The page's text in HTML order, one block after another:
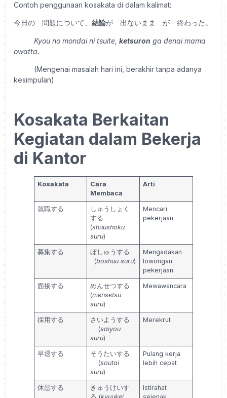
Contoh penggunaan kosakata di dalam kalimat:
今日の 問題について、 結論が 出ないまま が 終わった。
Kyou no mondai ni tsuite, ketsuron ga denai mama
owatta.
(Mengenai masalah hari ini, berakhir tanpa adanya
kesimpulan)
Kosakata Berkaitan
Kegiatan dalam Bekerja
di Kantor
Kosakata
Cara
Membaca
Arti
就職する
しゅうしょく
する
(shuushoku
suru)
Mencari
pekerjaan
募集する
ぼしゅうする
(boshuu suru)
Mengadakan
lowongan
pekerjaan
面接する
めんせつする
(mensetsu
suru)
Mewawancara
採用する
さいようする
(saiyou
suru)
Merekrut
早退する
そうたいする
(soutai
suru)
Pulang kerja
lebih cepat
休憩する
きゅうけいす
Istirahat